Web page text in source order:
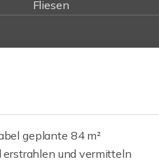
Fliesen
geplante 84 m²
und vermitteln